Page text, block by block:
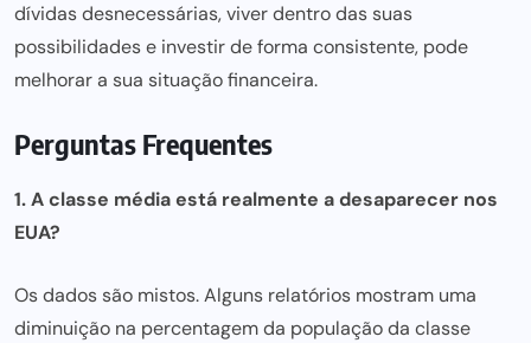
dívidas desnecessárias, viver dentro das suas
possibilidades e investir de forma consistente, pode
melhorar a sua situação financeira.
Perguntas Frequentes
1. A classe média está realmente a desaparecer nos
EUA?
Os dados são mistos. Alguns relatórios mostram uma
diminuição na percentagem da população da classe